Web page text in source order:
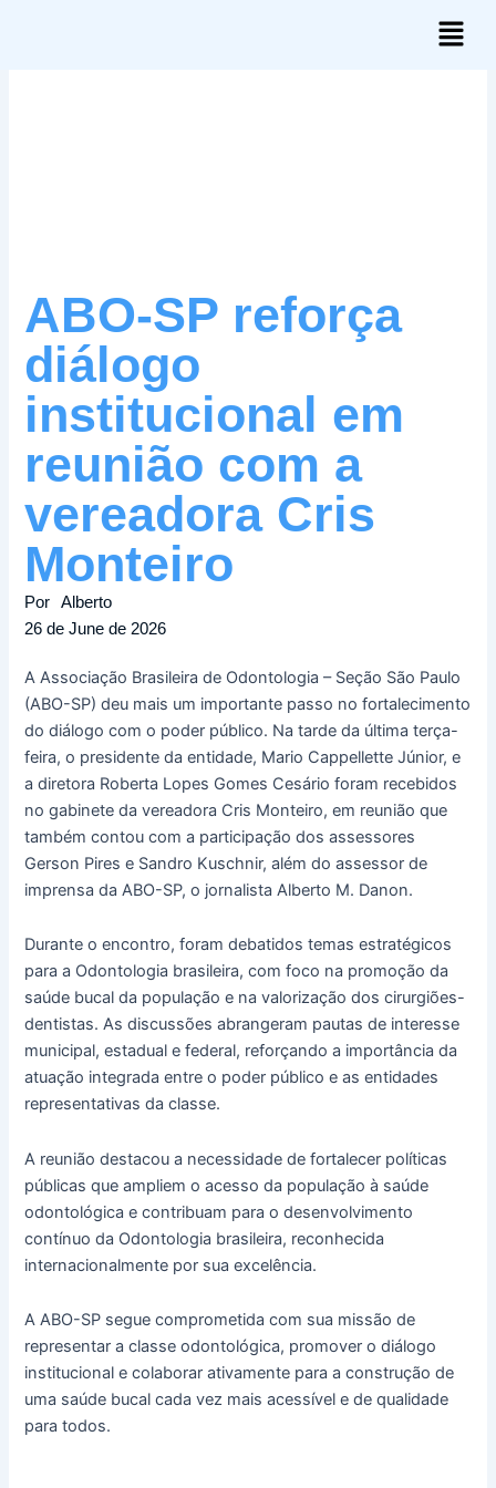
Menu
ABO-SP reforça
diálogo
institucional em
reunião com a
vereadora Cris
Monteiro
Por
Alberto
26 de June de 2026
A Associação Brasileira de Odontologia – Seção São Paulo
(ABO-SP) deu mais um importante passo no fortalecimento
do diálogo com o poder público. Na tarde da última terça-
feira, o presidente da entidade, Mario Cappellette Júnior, e
a diretora Roberta Lopes Gomes Cesário foram recebidos
no gabinete da vereadora Cris Monteiro, em reunião que
também contou com a participação dos assessores
Gerson Pires e Sandro Kuschnir, além do assessor de
imprensa da ABO-SP, o jornalista Alberto M. Danon.
Durante o encontro, foram debatidos temas estratégicos
para a Odontologia brasileira, com foco na promoção da
saúde bucal da população e na valorização dos cirurgiões-
dentistas. As discussões abrangeram pautas de interesse
municipal, estadual e federal, reforçando a importância da
atuação integrada entre o poder público e as entidades
representativas da classe.
A reunião destacou a necessidade de fortalecer políticas
públicas que ampliem o acesso da população à saúde
odontológica e contribuam para o desenvolvimento
contínuo da Odontologia brasileira, reconhecida
internacionalmente por sua excelência.
A ABO-SP segue comprometida com sua missão de
representar a classe odontológica, promover o diálogo
institucional e colaborar ativamente para a construção de
uma saúde bucal cada vez mais acessível e de qualidade
para todos.